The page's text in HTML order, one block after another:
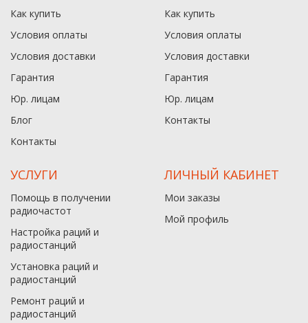
Как купить
Условия оплаты
Условия доставки
Гарантия
Юр. лицам​
Блог
Контакты
Как купить
Условия оплаты
Условия доставки
Гарантия
Юр. лицам​
Контакты
УСЛУГИ
Помощь в получении
радиочастот
Настройка раций и
радиостанций
Установка раций и
радиостанций
Ремонт раций и
радиостанций
ЛИЧНЫЙ КАБИНЕТ
Мои заказы
Мой профиль